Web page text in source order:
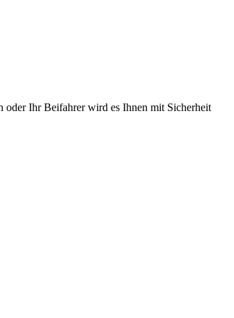
oder Ihr Beifahrer wird es Ihnen mit Sicherheit